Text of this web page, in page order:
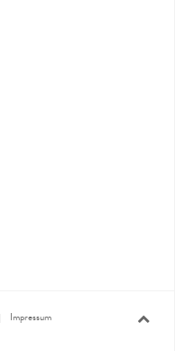
Impressum